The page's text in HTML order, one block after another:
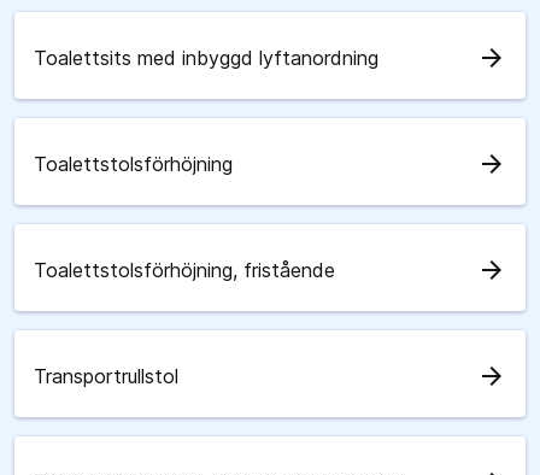
Toalettsits med inbyggd lyftanordning arrow_forward
Toalettstolsförhöjning arrow_forward
Toalettstolsförhöjning, fristående arrow_forward
Transportrullstol arrow_forward